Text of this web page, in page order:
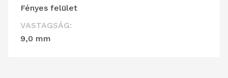
Fényes felület
VASTAGSÁG:
9,0 mm